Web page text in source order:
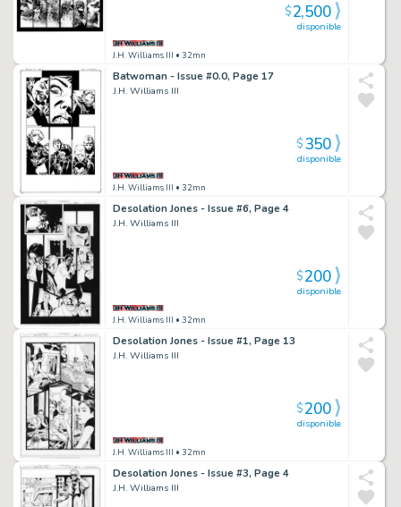
J.H. Williams III • 32mn
disponible
$2,500
Batwoman - Issue #0.0, Page 17
J.H. Williams III
J.H. Williams III • 32mn
disponible
$350
Desolation Jones - Issue #6, Page 4
J.H. Williams III
J.H. Williams III • 32mn
disponible
$200
Desolation Jones - Issue #1, Page 13
J.H. Williams III
J.H. Williams III • 32mn
disponible
$200
Desolation Jones - Issue #3, Page 4
J.H. Williams III